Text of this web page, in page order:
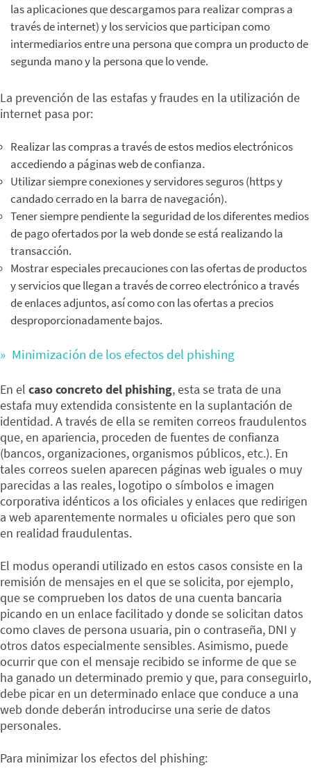
las aplicaciones que descargamos para realizar compras a
través de internet) y los servicios que participan como
intermediarios entre una persona que compra un producto de
segunda mano y la persona que lo vende.
La prevención de las estafas y fraudes en la utilización de
internet pasa por:
Realizar las compras a través de estos medios electrónicos
accediendo a páginas web de confianza.
Utilizar siempre conexiones y servidores seguros (https y
candado cerrado en la barra de navegación).
Tener siempre pendiente la seguridad de los diferentes medios
de pago ofertados por la web donde se está realizando la
transacción.
Mostrar especiales precauciones con las ofertas de productos
y servicios que llegan a través de correo electrónico a través
de enlaces adjuntos, así como con las ofertas a precios
desproporcionadamente bajos.
Minimización de los efectos del phishing
En el caso concreto del phishing, esta se trata de una
estafa muy extendida consistente en la suplantación de
identidad. A través de ella se remiten correos fraudulentos
que, en apariencia, proceden de fuentes de confianza
(bancos, organizaciones, organismos públicos, etc.). En
tales correos suelen aparecen páginas web iguales o muy
parecidas a las reales, logotipo o símbolos e imagen
corporativa idénticos a los oficiales y enlaces que redirigen
a web aparentemente normales u oficiales pero que son
en realidad fraudulentas.
El modus operandi utilizado en estos casos consiste en la
remisión de mensajes en el que se solicita, por ejemplo,
que se comprueben los datos de una cuenta bancaria
picando en un enlace facilitado y donde se solicitan datos
como claves de persona usuaria, pin o contraseña, DNI y
otros datos especialmente sensibles. Asimismo, puede
ocurrir que con el mensaje recibido se informe de que se
ha ganado un determinado premio y que, para conseguirlo,
debe picar en un determinado enlace que conduce a una
web donde deberán introducirse una serie de datos
personales.
Para minimizar los efectos del phishing: